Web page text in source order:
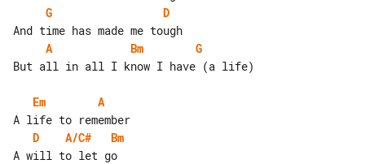
G
D
A
Bm
G
But all in all I know I have (a life)
Em
A
D
A/C#
Bm